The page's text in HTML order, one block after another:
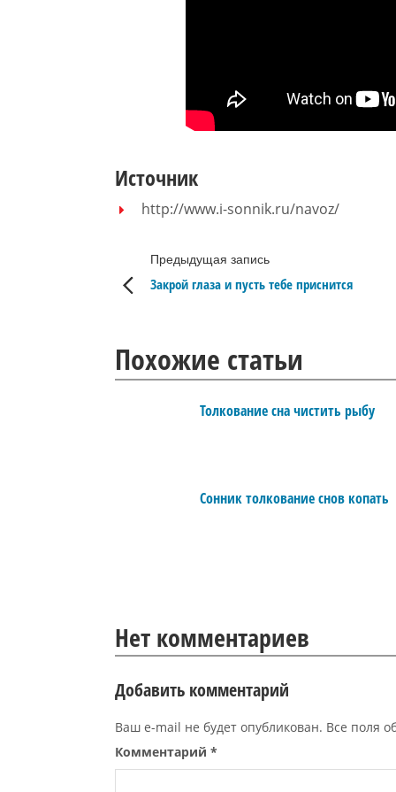
Источник
http://www.i-sonnik.ru/navoz/
Предыдущая запись
Закрой глаза и пусть тебе приснится
Похожие статьи
Толкование сна чистить рыбу
Сонник толкование снов копать
Нет комментариев
Добавить комментарий
Ваш e-mail не будет опубликован. Все поля
Комментарий *